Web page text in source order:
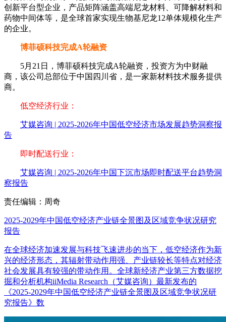
创新平台型企业，产品矩阵涵盖高端尼龙材料、可降解材料和
药物中间体等，是全球首家实现生物基尼龙12单体规模化生产
的企业。
博菲硕科技完成A轮融资
5月21日，博菲硕科技完成A轮融资，投资方为中财融
商，该公司总部位于中国四川省，是一家新材料技术服务提供
商。
低空经济行业：
艾媒咨询 | 2025-2026年中国低空经济市场发展趋势洞察报
告
即时配送行业：
艾媒咨询 | 2025-2026年中国下沉市场即时配送平台趋势洞
察报告
责任编辑：周奇
2025-2029年中国低空经济产业链全景图及区域竞争状况研究
报告
在全球经济加速发展与科技飞速进步的当下，低空经济作为新
兴的经济形态，其辐射带动作用强、产业链较长等特点对经济
社会发展具有较强的带动作用。全球新经济产业第三方数据挖
掘和分析机构iiMedia Research（艾媒咨询）最新发布的
《2025-2029年中国低空经济产业链全景图及区域竞争状况研
究报告》数